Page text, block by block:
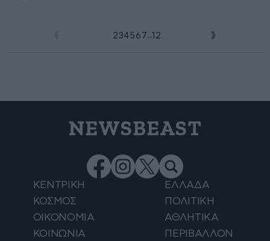
234 5 6 7...12
NEWSBEAST
ΚΕΝΤΡΙΚΗ
ΕΛΛΑΔΑ
ΚΟΣΜΟΣ
ΠΟΛΙΤΙΚΗ
ΟΙΚΟΝΟΜΙΑ
ΑΘΛΗΤΙΚΑ
ΚΟΙΝΩΝΙΑ
ΠΕΡΙΒΑΛΛΟΝ